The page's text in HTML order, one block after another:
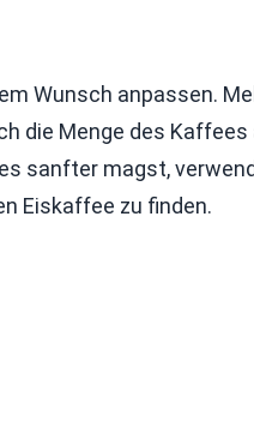
Wunsch anpassen.
die Menge des Kaffees
sanfter magst,
Eiskaffee zu finden.